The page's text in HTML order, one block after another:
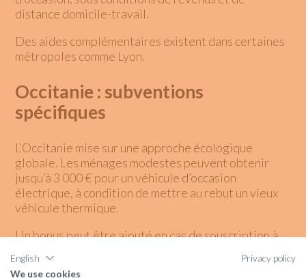
distance domicile-travail.
Des aides complémentaires existent dans certaines
métropoles comme Lyon.
Occitanie : subventions
spécifiques
L’Occitanie mise sur une approche écologique
globale. Les ménages modestes peuvent obtenir
jusqu’à 3 000 € pour un véhicule d’occasion
électrique, à condition de mettre au rebut un vieux
véhicule thermique.
Un bonus peut être ajouté en cas de souscription à
English
Privacy policy
We use cookies